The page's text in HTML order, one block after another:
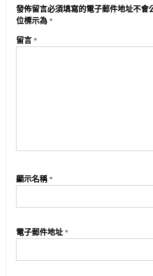
發佈留言必須填寫的電子郵件地址不會
位標示為 *
留言 *
顯示名稱 *
電子郵件地址 *